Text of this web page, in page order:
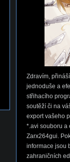
Zdravím,
jednoduše a
střihacího
soutěží či na
export vašeho
*.avi souboru a
Zarx264gui.
informace jsou
zahraničních